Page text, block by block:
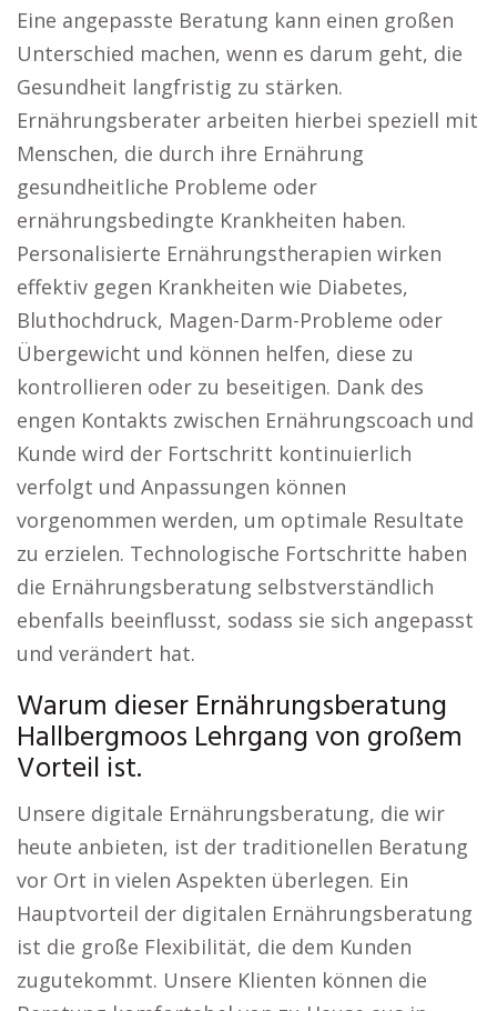
Eine angepasste Beratung kann einen großen
Unterschied machen, wenn es darum geht, die
Gesundheit langfristig zu stärken.
Ernährungsberater arbeiten hierbei speziell mit
Menschen, die durch ihre Ernährung
gesundheitliche Probleme oder
ernährungsbedingte Krankheiten haben.
Personalisierte Ernährungstherapien wirken
effektiv gegen Krankheiten wie Diabetes,
Bluthochdruck, Magen-Darm-Probleme oder
Übergewicht und können helfen, diese zu
kontrollieren oder zu beseitigen. Dank des
engen Kontakts zwischen Ernährungscoach und
Kunde wird der Fortschritt kontinuierlich
verfolgt und Anpassungen können
vorgenommen werden, um optimale Resultate
zu erzielen. Technologische Fortschritte haben
die Ernährungsberatung selbstverständlich
ebenfalls beeinflusst, sodass sie sich angepasst
und verändert hat.
Warum dieser Ernährungsberatung
Hallbergmoos Lehrgang von großem
Vorteil ist.
Unsere digitale Ernährungsberatung, die wir
heute anbieten, ist der traditionellen Beratung
vor Ort in vielen Aspekten überlegen. Ein
Hauptvorteil der digitalen Ernährungsberatung
ist die große Flexibilität, die dem Kunden
zugutekommt. Unsere Klienten können die